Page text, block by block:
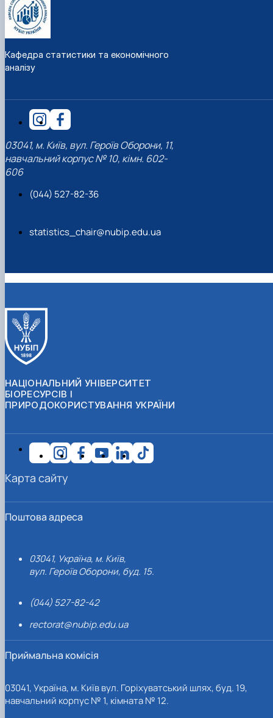
Кафедра статистики та економічного
аналізу
03041, м. Київ, вул. Героїв Оборони, 11,
навчальний корпус № 10, кімн. 602-
606
(044) 527-82-36
statistics_chair@nubip.edu.ua
НАЦІОНАЛЬНИЙ УНІВЕРСИТЕТ
БІОРЕСУРСІВ І
ПРИРОДОКОРИСТУВАННЯ УКРАЇНИ
Поштова адреса
03041, Україна, м. Київ,
вул. Героїв Оборони, буд. 15.
(044) 527-82-42
rectorat@nubip.edu.ua
Приймальна комісія
03041, Україна, м. Київ вул. Горіхуватський шлях, буд. 19,
навчальний корпус № 1, кімната № 12.
Карта сайту